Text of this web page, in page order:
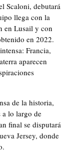
Scaloni, debutará
llega con la
en Lusail y con
en 2022.
Francia,
aparecen
de la historia,
a lo largo de
final se disputará
Jersey, donde